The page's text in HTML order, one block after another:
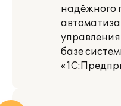
надёжного
базе